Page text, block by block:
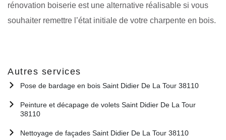
rénovation boiserie est une alternative réalisable si vous
souhaiter remettre l’état initiale de votre charpente en bois.
Autres services
Pose de bardage en bois Saint Didier De La Tour 38110
Peinture et décapage de volets Saint Didier De La Tour
38110
Nettoyage de façades Saint Didier De La Tour 38110